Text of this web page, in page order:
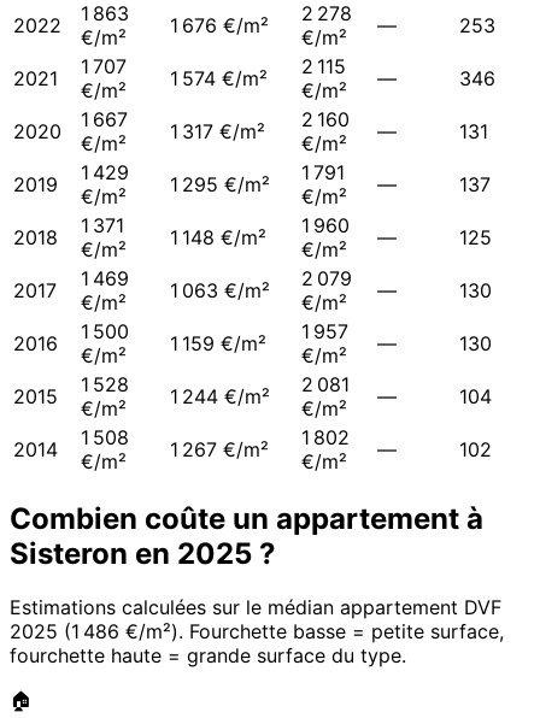
2022
1 863
€/m²
1 676 €/m²
2 278
€/m²
— 253
2021
1 707
€/m²
1 574 €/m²
2 115
€/m²
— 346
2020
1 667
€/m²
1 317 €/m²
2 160
€/m²
— 131
2019
1 429
€/m²
1 295 €/m²
1 791
€/m²
— 137
2018
1 371
€/m²
1 148 €/m²
1 960
€/m²
— 125
2017
1 469
€/m²
1 063 €/m²
2 079
€/m²
— 130
2016
1 500
€/m²
1 159 €/m²
1 957
€/m²
— 130
2015
1 528
€/m²
1 244 €/m²
2 081
€/m²
— 104
2014
1 508
€/m²
1 267 €/m²
1 802
€/m²
— 102
Combien coûte un appartement à
Sisteron en 2025 ?
Estimations calculées sur le médian appartement DVF
2025 (1 486 €/m²). Fourchette basse = petite surface,
fourchette haute = grande surface du type.
🏠